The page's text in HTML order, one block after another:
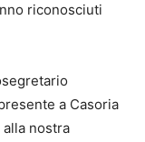
riconosciuti
a Casoria
nostra